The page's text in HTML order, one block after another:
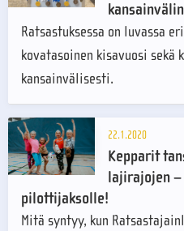
Ratsastuksessa on luvassa
kovatasoinen kisavuosi sekä
kansainvälisesti.
22.1.2020
Kepparit
lajirajojen –
pilottijaksolle!
Mitä syntyy, kun